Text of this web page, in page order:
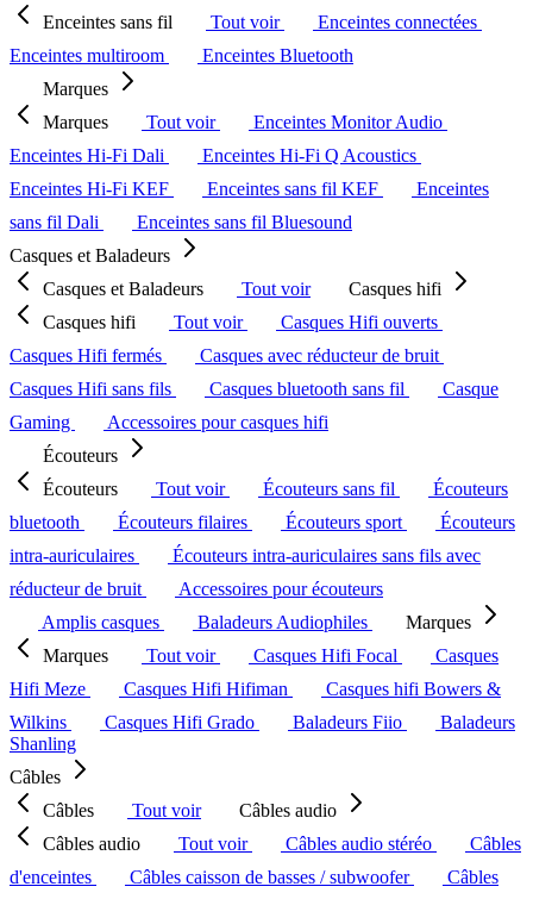
Enceintes sans fil
Tout voir
Enceintes connectées
Enceintes multiroom
Enceintes Bluetooth
Marques
Marques
Tout voir
Enceintes Monitor Audio
Enceintes Hi-Fi Dali
Enceintes Hi-Fi Q Acoustics
Enceintes Hi-Fi KEF
Enceintes sans fil KEF
Enceintes
sans fil Dali
Enceintes sans fil Bluesound
Casques et Baladeurs
Casques et Baladeurs
Tout voir
Casques hifi
Casques hifi
Tout voir
Casques Hifi ouverts
Casques Hifi fermés
Casques avec réducteur de bruit
Casques Hifi sans fils
Casques bluetooth sans fil
Casque
Gaming
Accessoires pour casques hifi
Écouteurs
Écouteurs
Tout voir Écouteurs sans fil
Écouteurs
bluetooth
Écouteurs filaires Écouteurs sport
Écouteurs
intra-auriculaires
Écouteurs intra-auriculaires sans fils avec
réducteur de bruit
Accessoires pour écouteurs
Amplis casques
Baladeurs Audiophiles
Marques
Marques
Tout voir Casques Hifi Focal
Casques
Hifi Meze
Casques Hifi Hifiman
Casques hifi Bowers &
Wilkins
Casques Hifi Grado Baladeurs Fiio
Baladeurs
Shanling
Câbles
Câbles
Tout voir
Câbles audio
Câbles audio
Tout voir Câbles audio stéréo
Câbles
d'enceintes
Câbles caisson de basses / subwoofer
Câbles